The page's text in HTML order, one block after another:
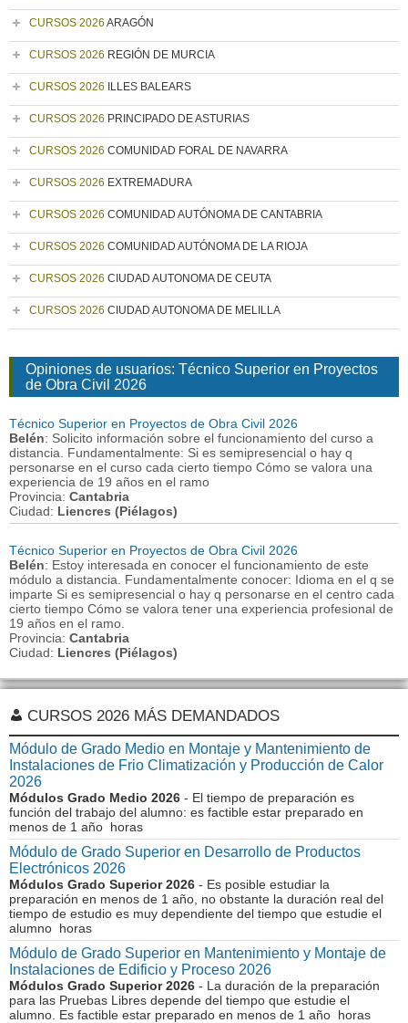
CURSOS 2026 ARAGÓN
CURSOS 2026 REGIÓN DE MURCIA
CURSOS 2026 ILLES BALEARS
CURSOS 2026 PRINCIPADO DE ASTURIAS
CURSOS 2026 COMUNIDAD FORAL DE NAVARRA
CURSOS 2026 EXTREMADURA
CURSOS 2026 COMUNIDAD AUTÓNOMA DE CANTABRIA
CURSOS 2026 COMUNIDAD AUTÓNOMA DE LA RIOJA
CURSOS 2026 CIUDAD AUTONOMA DE CEUTA
CURSOS 2026 CIUDAD AUTONOMA DE MELILLA
Opiniones de usuarios: Técnico Superior en Proyectos
de Obra Civil 2026
Técnico Superior en Proyectos de Obra Civil 2026
Belén: Solicito información sobre el funcionamiento del curso a
distancia. Fundamentalmente: Si es semipresencial o hay q
personarse en el curso cada cierto tiempo Cómo se valora una
experiencia de 19 años en el ramo
Provincia: Cantabria
Ciudad: Liencres (Piélagos)
Técnico Superior en Proyectos de Obra Civil 2026
Belén: Estoy interesada en conocer el funcionamiento de este
módulo a distancia. Fundamentalmente conocer: Idioma en el q se
imparte Si es semipresencial o hay q personarse en el centro cada
cierto tiempo Cómo se valora tener una experiencia profesional de
19 años en el ramo.
Provincia: Cantabria
Ciudad: Liencres (Piélagos)
CURSOS 2026 MÁS DEMANDADOS
Módulo de Grado Medio en Montaje y Mantenimiento de
Instalaciones de Frio Climatización y Producción de Calor
2026
Módulos Grado Medio 2026 - El tiempo de preparación es
función del trabajo del alumno: es factible estar preparado en
menos de 1 año horas
Módulo de Grado Superior en Desarrollo de Productos
Electrónicos 2026
Módulos Grado Superior 2026 - Es posible estudiar la
preparación en menos de 1 año, no obstante la duración real del
tiempo de estudio es muy dependiente del tiempo que estudie el
alumno horas
Módulo de Grado Superior en Mantenimiento y Montaje de
Instalaciones de Edificio y Proceso 2026
Módulos Grado Superior 2026 - La duración de la preparación
para las Pruebas Libres depende del tiempo que estudie el
alumno. Es factible estar preparado en menos de 1 año horas